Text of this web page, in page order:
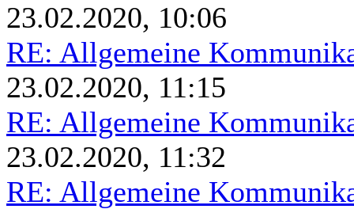
23.02.2020, 10:06
RE: Allgemeine
23.02.2020, 11:15
RE: Allgemeine
23.02.2020, 11:32
RE: Allgemeine